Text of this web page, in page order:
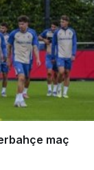
maç